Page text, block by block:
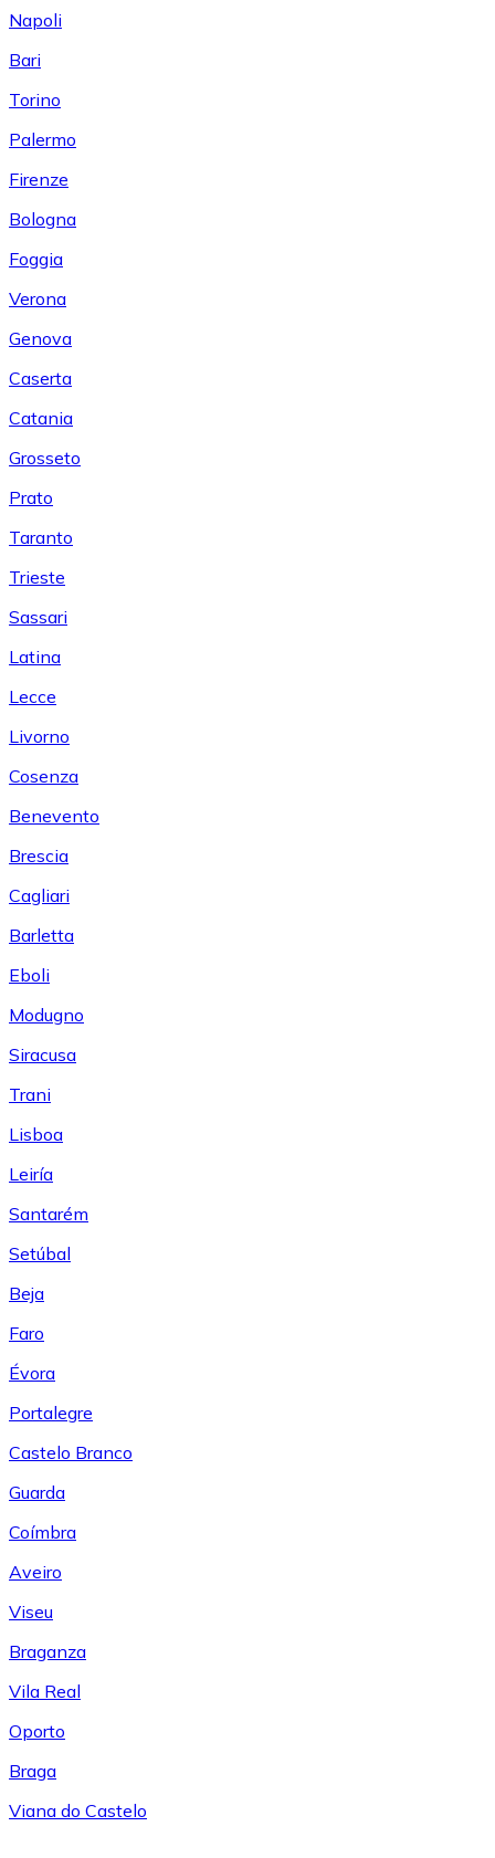
Napoli
Bari
Torino
Palermo
Firenze
Bologna
Foggia
Verona
Genova
Caserta
Catania
Grosseto
Prato
Taranto
Trieste
Sassari
Latina
Lecce
Livorno
Cosenza
Benevento
Brescia
Cagliari
Barletta
Eboli
Modugno
Siracusa
Trani
Lisboa
Leiría
Santarém
Setúbal
Beja
Faro
Évora
Portalegre
Castelo Branco
Guarda
Coímbra
Aveiro
Viseu
Braganza
Vila Real
Oporto
Braga
Viana do Castelo